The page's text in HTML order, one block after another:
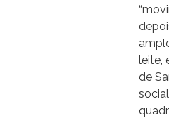
leite,
de